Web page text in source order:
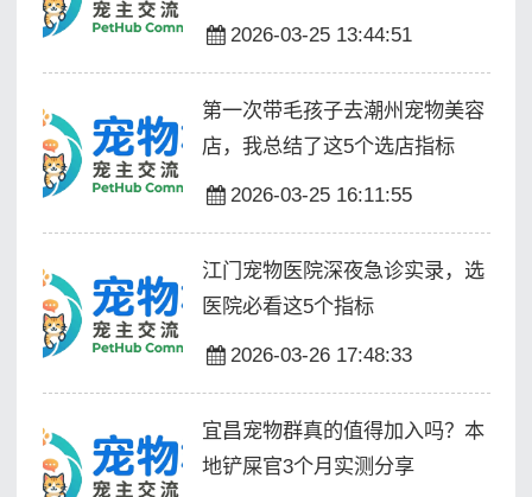
2026-03-25 13:44:51
第一次带毛孩子去潮州宠物美容
店，我总结了这5个选店指标
2026-03-25 16:11:55
江门宠物医院深夜急诊实录，选
医院必看这5个指标
2026-03-26 17:48:33
宜昌宠物群真的值得加入吗？本
地铲屎官3个月实测分享